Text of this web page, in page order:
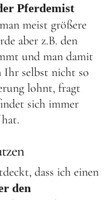
Pferdemist
meist größere
aber z.B. den
und man damit
Ihr selbst nicht so
lohnt, fragt
sich immer
dass ich einen
den